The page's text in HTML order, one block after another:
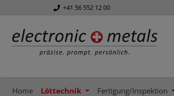
Zur Hauptnavigation springen
+41 56 552 12 00
Home Löttechnik Fertigung/Inspektion